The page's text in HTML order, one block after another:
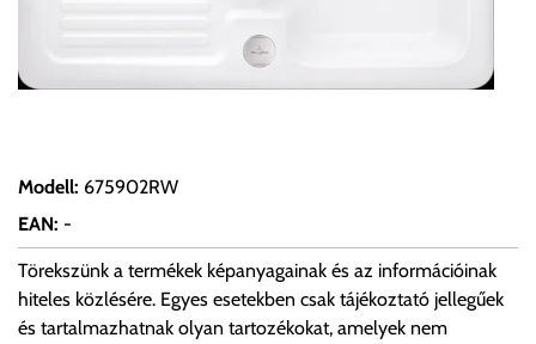
Modell: 675902RW
EAN: -
Törekszünk a termékek képanyagainak és az információinak
hiteles közlésére. Egyes esetekben csak tájékoztató jellegűek
és tartalmazhatnak olyan tartozékokat, amelyek nem